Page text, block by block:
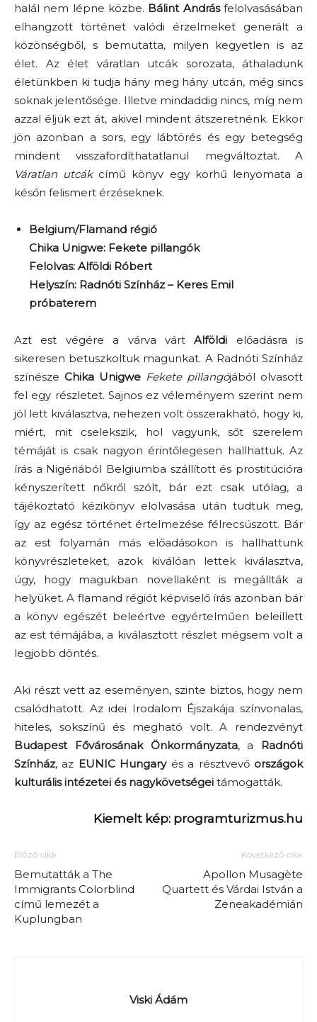
halál nem lépne közbe. Bálint Andrásfelolvasásában
elhangzott történet valódi érzelmeket generált a
közönségből, s bemutatta, milyen kegyetlen is az
élet. Az élet váratlan utcák sorozata, áthaladunk
életünkben ki tudja hány meg hány utcán, még sincs
soknak jelentősége. Illetve mindaddig nincs, míg nem
azzal éljük ezt át, akivel mindent átszeretnénk. Ekkor
jön azonban a sors, egy lábtörés és egy betegség
mindent visszafordíthatatlanul megváltoztat. A
Váratlan utcákcímű könyv egy korhű lenyomata a
későn felismert érzéseknek.
Belgium/Flamand régió
Chika Unigwe: Fekete pillangók
Felolvas: Alföldi Róbert
Helyszín: Radnóti Színház – Keres Emil
próbaterem
Azt est végére a várva vártAlföldi előadásra is
sikeresen betuszkoltuk magunkat. A Radnóti Színház
színésze Chika Unigwe Fekete pillangójából olvasott
fel egy részletet. Sajnos ez véleményem szerint nem
jól lett kiválasztva, nehezen volt összerakható, hogy ki,
miért, mit cselekszik, hol vagyunk, sőt szerelem
témáját is csak nagyon érintőlegesen hallhattuk. Az
írás a Nigériából Belgiumba szállított és prostitúcióra
kényszerített nőkről szólt, bár ezt csak utólag, a
tájékoztató kézikönyv elolvasása után tudtuk meg,
így az egész történet értelmezése félrecsúszott. Bár
az est folyamán más előadásokon is hallhattunk
könyvrészleteket, azok kiválóan lettek kiválasztva,
úgy, hogy magukban novellaként is megállták a
helyüket. A flamand régiót képviselő írás azonban bár
a könyv egészét beleértve egyértelműen beleillett
az est témájába, a kiválasztott részlet mégsem volt a
legjobb döntés.
Aki részt vett az eseményen, szinte biztos, hogy nem
csalódhatott. Az idei Irodalom Éjszakája színvonalas,
hiteles, sokszínű és megható volt. A rendezvényt
Budapest Fővárosának Önkormányzata, a Radnóti
Színház, az EUNIC Hungaryés a résztvevő országok
kulturális intézetei és nagykövetségei támogatták.
Kiemelt kép: programturizmus.hu
Előző cikk
Bemutatták a The
Immigrants Colorblind
című lemezét a
Kuplungban
Következő cikk
Apollon Musagète
Quartett és Várdai István a
Zeneakadémián
Viski Ádám